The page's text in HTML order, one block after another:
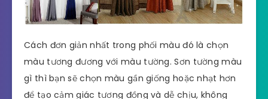
Cách đơn giản nhất trong phối màu đó là chọn
màu tương đương với màu tường. Sơn tường màu
gì thì bạn sẽ chọn màu gần giống hoặc nhạt hơn
để tạo cảm giác tương đồng và dễ chịu, không